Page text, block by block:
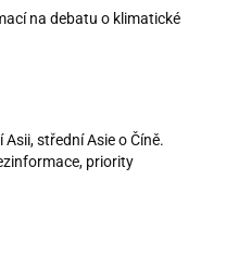
na debatu o klimatické
Asii, střední Asie o Číně.
priority